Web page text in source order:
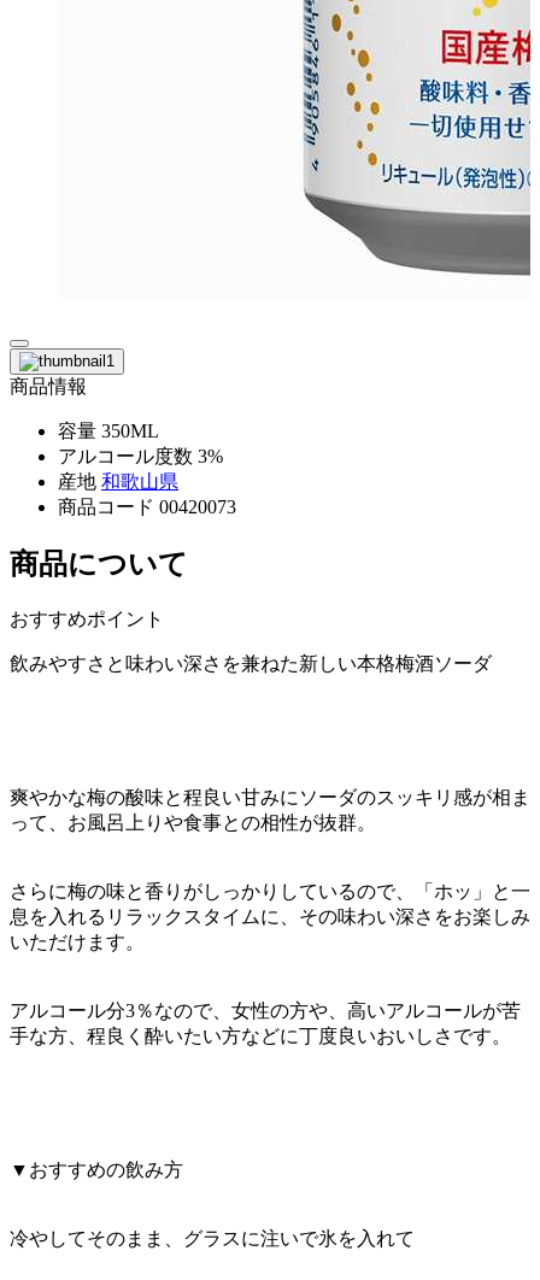
商品情報
容量 350ML
アルコール度数 3%
産地 和歌山県
商品コード 00420073
商品について
おすすめポイント
飲みやすさと味わい深さを兼ねた新しい本格梅酒ソーダ
爽やかな梅の酸味と程良い甘みにソーダのスッキリ感が相ま
って、お風呂上りや食事との相性が抜群。
さらに梅の味と香りがしっかりしているので、「ホッ」と一
息を入れるリラックスタイムに、その味わい深さをお楽しみ
いただけます。
アルコール分3％なので、女性の方や、高いアルコールが苦
手な方、程良く酔いたい方などに丁度良いおいしさです。
▼おすすめの飲み方
冷やしてそのまま、グラスに注いで氷を入れて